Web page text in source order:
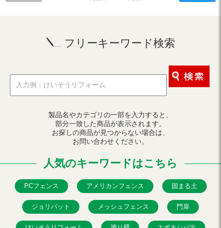
フリーキーワード検索
製品名やカテゴリの一部を入力すると、
部分一致した商品が表示されます。
お探しの商品が見つからない場合は、
お問い合わせください。
人気のキーワードはこちら
PCフェンス アメリカンフェンス 固まる土
ジョリパット メッシュフェンス 門扉